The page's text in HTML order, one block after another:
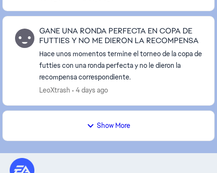
GANE UNA RONDA PERFECTA EN COPA DE
FUTTIES Y NO ME DIERON LA RECOMPENSA
Hace unos momentos termine el torneo de la copa de
futties con una ronda perfecta y no le dieron la
recompensa correspondiente.
LeoXtrash
4 days ago
Show More